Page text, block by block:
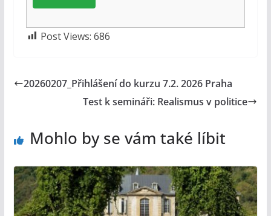
Post Views: 686
20260207_Přihlášení do kurzu 7.2. 2026 Praha
Test k semináři: Realismus v politice
Mohlo by se vám také líbit